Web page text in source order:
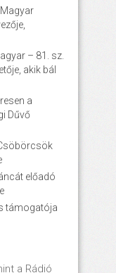
– 81. sz.
akik bál
a
Dűvő
előadó
támogatója
a Rádió